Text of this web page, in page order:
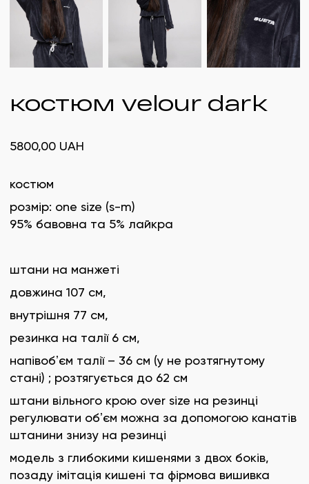
костюм velour dark
5800,00 UAH
костюм
розмір: one size (s-m)
95% бавовна та 5% лайкра
штани на манжеті
довжина 107 см,
внутрішня 77 см,
резинка на талії 6 см,
напівобʼєм талії – 36 см (у не розтягнутому
стані) ; розтягується до 62 см
штани вільного крою over size на резинці
регулювати обʼєм можна за допомогою канатів
штанини знизу на резинці
модель з глибокими кишенями з двох боків,
позаду імітація кишені та фірмова вишивка